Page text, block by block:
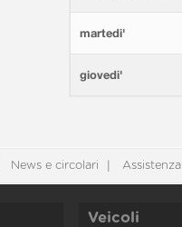
martedi'
giovedi'
News e circolari Assistenza
Veicoli